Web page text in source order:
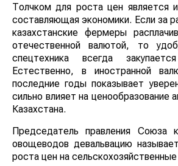
Толчком для роста цен является
составляющая экономики. Если за
казахстанские фермеры
отечественной валютой, то
спецтехника всегда
Естественно, в иностранной
последние годы показывает
сильно влияет на ценообразование
Казахстана.
Председатель правления Союза
овощеводов девальвацию
роста цен на